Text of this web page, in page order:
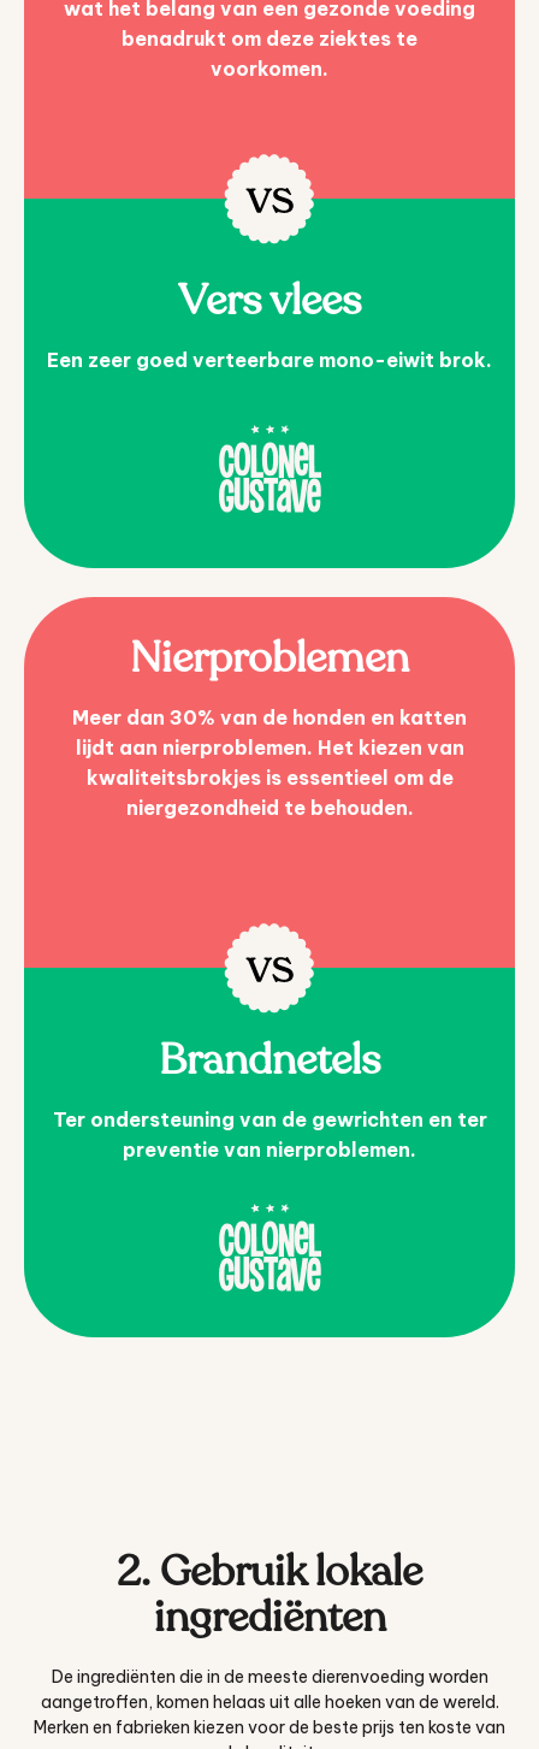
wat het belang van een gezonde voeding
benadrukt om deze ziektes te
voorkomen.
Vers vlees
Een zeer goed verteerbare mono-eiwit brok.
Nierproblemen
Meer dan 30% van de honden en katten
lijdt aan nierproblemen. Het kiezen van
kwaliteitsbrokjes is essentieel om de
niergezondheid te behouden.
Brandnetels
Ter ondersteuning van de gewrichten en ter
preventie van nierproblemen.
2. Gebruik lokale
ingrediënten
De ingrediënten die in de meeste dierenvoeding worden
aangetroffen, komen helaas uit alle hoeken van de wereld.
Merken en fabrieken kiezen voor de beste prijs ten koste van